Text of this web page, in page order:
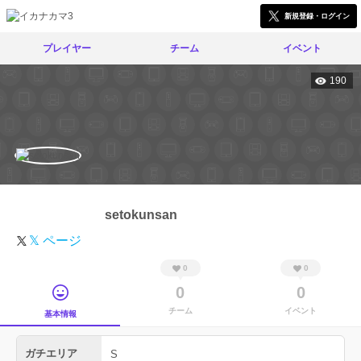
新規登録・ログイン
プレイヤー チーム イベント
190
setokunsan
𝕏 ページ
基本情報
0
0
チーム
0
0
イベント
ガチエリア S